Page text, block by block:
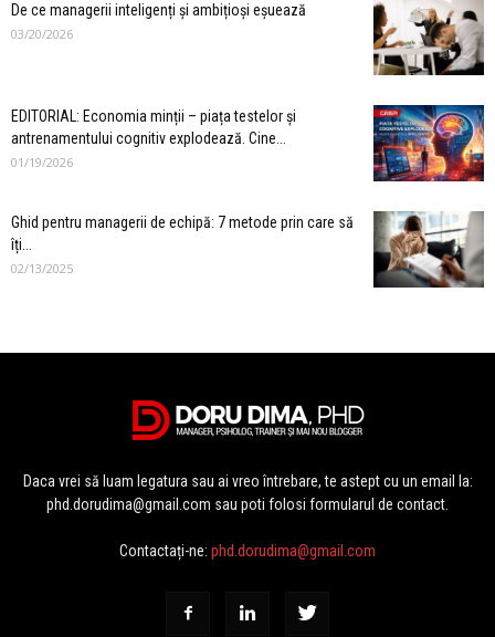
De ce managerii inteligenți și ambițioși eșuează
03/20/2026
EDITORIAL: Economia minții – piața testelor și
antrenamentului cognitiv explodează. Cine...
01/19/2026
Ghid pentru managerii de echipă: 7 metode prin care să
îți...
02/13/2025
Daca vrei să luam legatura sau ai vreo întrebare, te astept cu un email la:
phd.dorudima@gmail.com sau poti folosi formularul de contact.
Contactați-ne: phd.dorudima@gmail.com